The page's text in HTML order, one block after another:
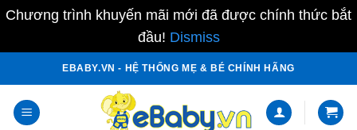
Chương trình khuyến mãi mới đã được chính thức bắt
đầu! Dismiss
content
EBABY.VN - HỆ THỐNG MẸ & BÉ CHÍNH HÃNG